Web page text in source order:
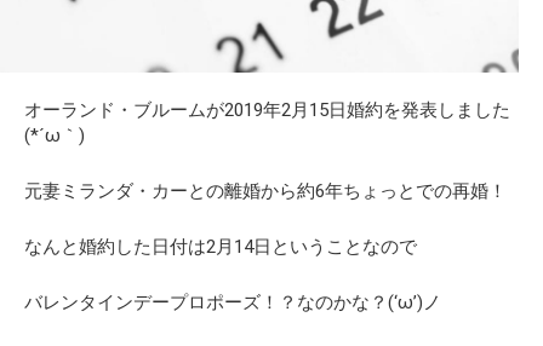
オーランド・ブルームが2019年2月15日婚約を発表しました
(*´ω｀)
元妻ミランダ・カーとの離婚から約6年ちょっとでの再婚！
なんと婚約した日付は2月14日ということなので
バレンタインデープロポーズ！？なのかな？(‘ω’)ノ